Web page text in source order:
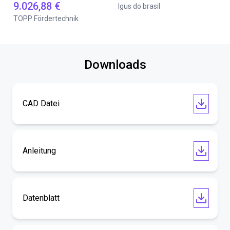
9.026,88 €
TOPP Fördertechnik
Igus do brasil
Downloads
CAD Datei
Anleitung
Datenblatt